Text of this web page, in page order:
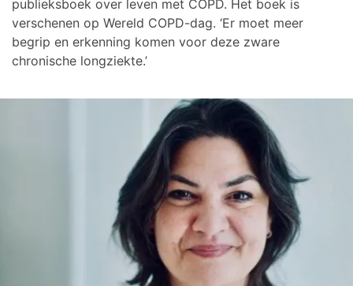
publieksboek over leven met COPD. Het boek is
verschenen op Wereld COPD-dag. ‘Er moet meer
begrip en erkenning komen voor deze zware
chronische longziekte.’